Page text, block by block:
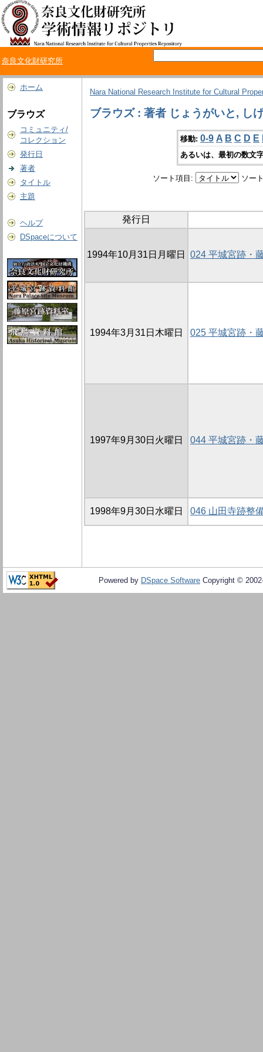
奈良文化財研究所
ホーム
ブラウズ
コミュニティ/
コレクション
発行日
著者
タイトル
主題
ヘルプ
DSpaceについて
Nara National Research Institute for Cultural
ブラウズ : 著者 じょうがいと, し
移動: 0-9 A B C D E
あるいは、最初の数文
ソート項目: ソー
発行日
1994年10月31日月曜日 024 平城宮跡・
1994年3月31日木曜日 025 平城宮跡・
1997年9月30日火曜日 044 平城宮跡・
1998年9月30日水曜日 046 山田寺跡整
Powered by DSpace Software Copyright ©